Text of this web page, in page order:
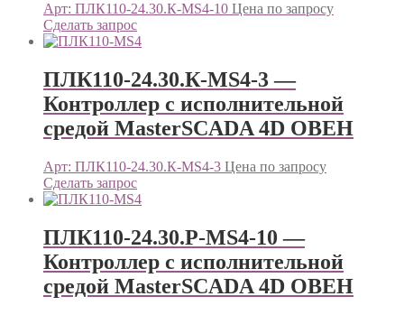
Арт: ПЛК110-24.30.К-МS4-10 Цена по запросу
Сделать запрос
ПЛК110-24.30.К-МS4-3 —
Контроллер c исполнительной
средой MasterSCADA 4D ОВЕН
Арт: ПЛК110-24.30.К-МS4-3 Цена по запросу
Сделать запрос
ПЛК110-24.30.Р-МS4-10 —
Контроллер c исполнительной
средой MasterSCADA 4D ОВЕН